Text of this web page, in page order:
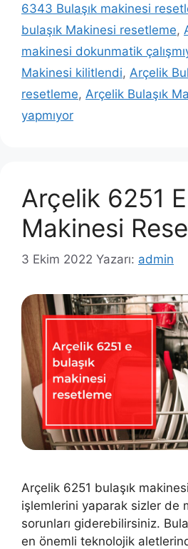
6343 Bulaşık makinesi
bulaşık Makinesi resetleme,
makinesi dokunmatik
Makinesi kilitlendi, Arçelik
resetleme, Arçelik Bulaşık
yapmıyor
Arçelik 6251
Makinesi
3 Ekim 2022 Yazarı: admin
Arçelik 6251 bulaşık
işlemlerini yaparak sizler de
sorunları giderebilirsiniz.
en önemli teknolojik